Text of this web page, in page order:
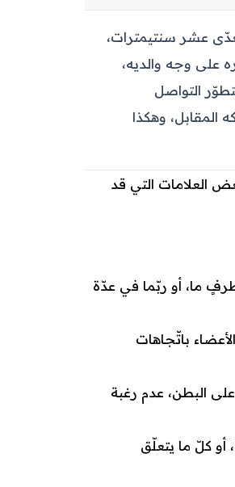
عشر سنتيمترات،
على وجه والديه،
التواصل
شريكه المقابل، وهكذا
العلامات التي قد
ما، أو ربّما في عدّة
باتّجاهات
البطن، عدم رغبة
أو كلّ ما يتعلّق